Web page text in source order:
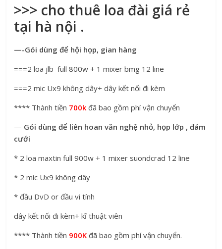
>>> cho thuê loa đài giá rẻ
tại hà nội .
—-Gói dùng để hội họp, gian hàng
===2 loa jlb full 800w + 1 mixer bmg 12 line
===2 mic Ux9 không dây+ dây kết nối đi kèm
**** Thành tiền 700k đã bao gồm phí vận chuyển
— Gói dùng để liên hoan văn nghệ nhỏ, họp lớp , đám
cưới
* 2 loa maxtin full 900w + 1 mixer suondcrad 12 line
* 2 mic Ux9 không dây
* đầu DvD or đầu vi tính
dây kết nối đi kèm+ kĩ thuật viên
**** Thành tiền 900K đã bao gồm phí vận chuyển.